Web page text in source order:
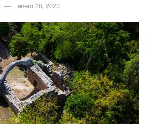
enero 28, 2023